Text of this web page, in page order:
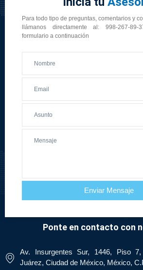
Para todo tipo de preguntas, comentarios y
llámanos directamente al: 998-267-
formulario a continuación
Enviar Mensaje
Ponte en contacto con
Av. Insurgentes Sur, 1446, Piso
Juárez, Ciudad de México, México,